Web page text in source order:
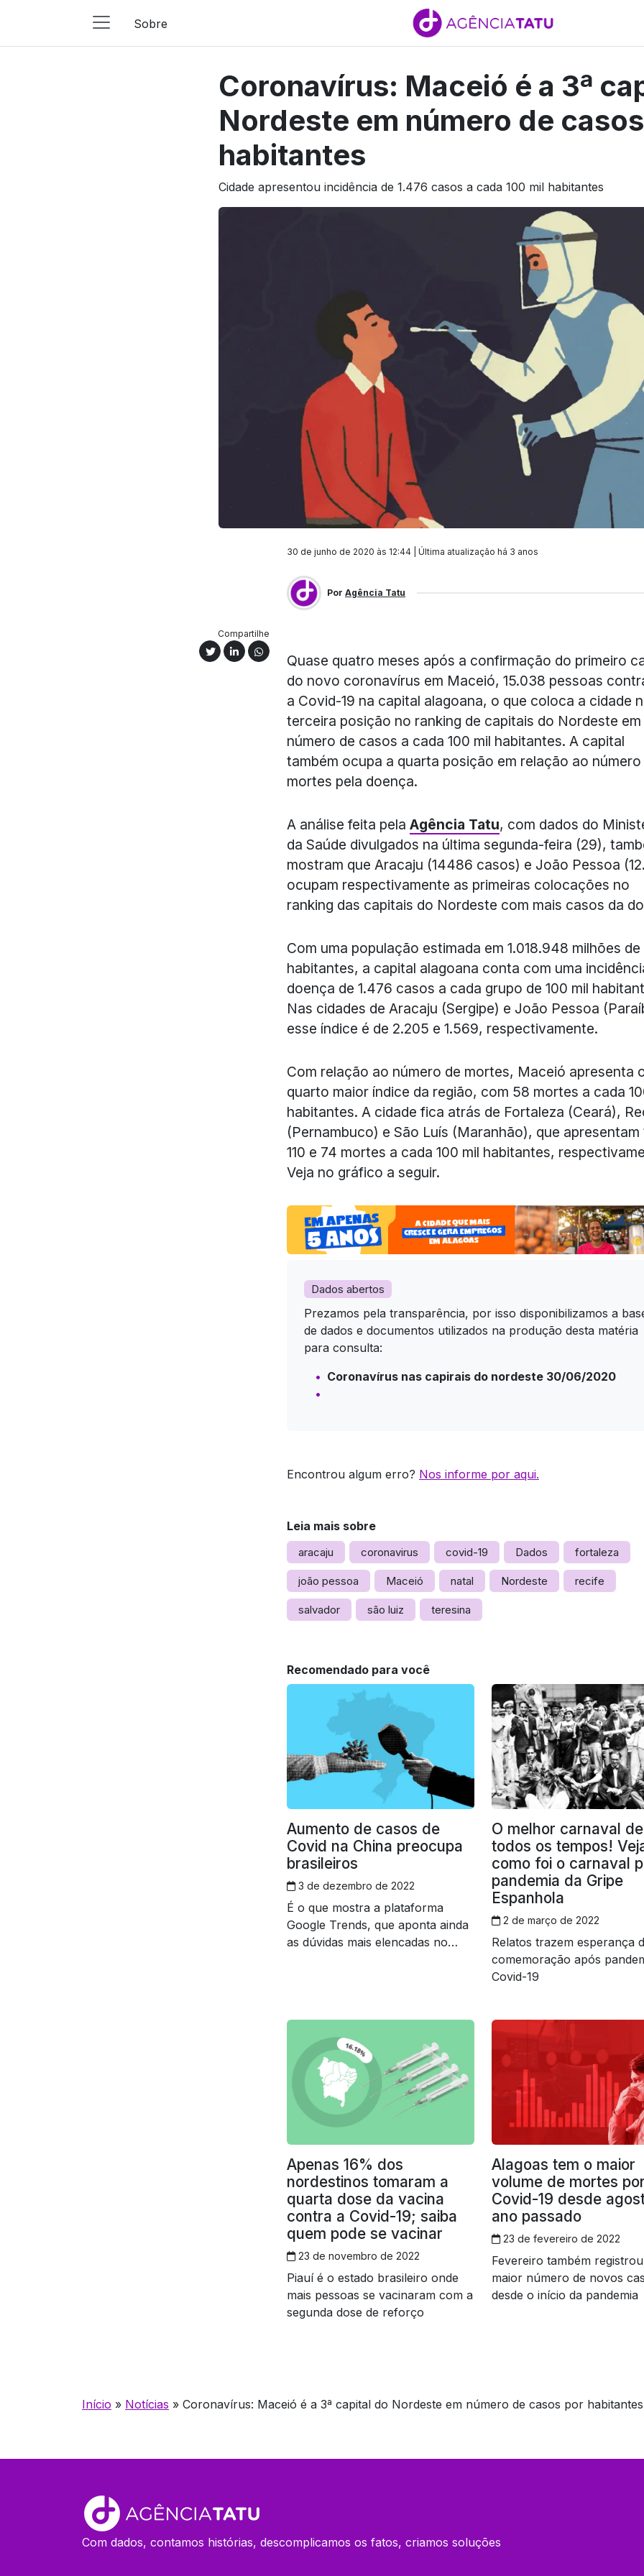
Sobre
Coronavírus: Maceió é a 3ª
Nordeste em número de
habitantes
Cidade apresentou incidência de 1.476 casos a cada 100 mil habitantes
30 de junho de 2020 às 12:44 | Última atualização há 3 anos
Por Agência Tatu
Compartilhe
Quase quatro meses após a confirmação do primeiro
do novo coronavírus em Maceió, 15.038 pessoas
a Covid-19 na capital alagoana, o que coloca a cidade
terceira posição no ranking de capitais do Nordeste em
número de casos a cada 100 mil habitantes. A capital
também ocupa a quarta posição em relação ao número
mortes pela doença.
A análise feita pela Agência Tatu, com dados do
da Saúde divulgados na última segunda-feira (29),
mostram que Aracaju (14486 casos) e João Pessoa
ocupam respectivamente as primeiras colocações no
ranking das capitais do Nordeste com mais casos da
Com uma população estimada em 1.018.948 milhões de
habitantes, a capital alagoana conta com uma
doença de 1.476 casos a cada grupo de 100 mil
Nas cidades de Aracaju (Sergipe) e João Pessoa
esse índice é de 2.205 e 1.569, respectivamente.
Com relação ao número de mortes, Maceió apresenta
quarto maior índice da região, com 58 mortes a cada
habitantes. A cidade fica atrás de Fortaleza (Ceará),
(Pernambuco) e São Luís (Maranhão), que apresentam
110 e 74 mortes a cada 100 mil habitantes,
Veja no gráfico a seguir.
Dados abertos
Prezamos pela transparência, por isso disponibilizamos a
de dados e documentos utilizados na produção desta matéria
para consulta:
Coronavírus nas capirais do nordeste 30/06/2020
Encontrou algum erro? Nos informe por aqui.
Leia mais sobre
aracaju coronavirus covid-19 Dados fortaleza
joão pessoa Maceió natal Nordeste recife
salvador são luiz teresina
Recomendado para você
Aumento de casos de
Covid na China preocupa
brasileiros
3 de dezembro de 2022
É o que mostra a plataforma
Google Trends, que aponta ainda
as dúvidas mais elencadas no
O melhor carnaval de
todos os tempos!
como foi o carnaval
pandemia da Gripe
Espanhola
2 de março de 2022
Relatos trazem esperança
comemoração após
Covid-19
Apenas 16% dos
nordestinos tomaram a
quarta dose da vacina
contra a Covid-19; saiba
quem pode se vacinar
23 de novembro de 2022
Piauí é o estado brasileiro onde
mais pessoas se vacinaram com a
segunda dose de reforço
Alagoas tem o maior
volume de mortes
Covid-19 desde
ano passado
23 de fevereiro de 2022
Fevereiro também
maior número de novos
desde o início da pandemia
Início » Notícias » Coronavírus: Maceió é a 3ª capital do Nordeste em número de casos por habitantes
Com dados, contamos histórias, descomplicamos os fatos, criamos soluções